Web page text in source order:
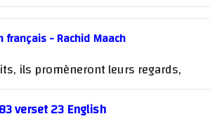
français - Rachid Maach
ils promèneront leurs regards,
verset 23 English